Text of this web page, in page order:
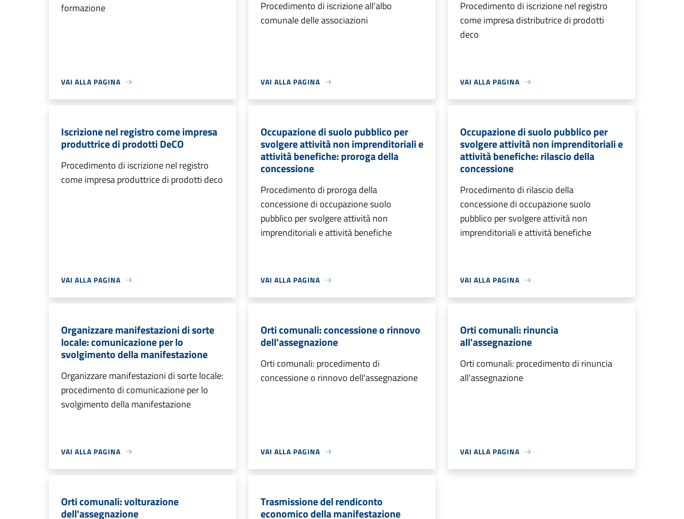
formazione
VAI ALLA PAGINA
Procedimento di iscrizione all'albo
comunale delle associazioni
VAI ALLA PAGINA
Procedimento di iscrizione nel registro
come impresa distributrice di prodotti
deco
VAI ALLA PAGINA
Iscrizione nel registro come impresa
produttrice di prodotti DeCO
Procedimento di iscrizione nel registro
come impresa produttrice di prodotti deco
VAI ALLA PAGINA
Occupazione di suolo pubblico per
svolgere attività non imprenditoriali e
attività benefiche: proroga della
concessione
Procedimento di proroga della
concessione di occupazione suolo
pubblico per svolgere attività non
imprenditoriali e attività benefiche
VAI ALLA PAGINA
Occupazione di suolo pubblico per
svolgere attività non imprenditoriali e
attività benefiche: rilascio della
concessione
Procedimento di rilascio della
concessione di occupazione suolo
pubblico per svolgere attività non
imprenditoriali e attività benefiche
VAI ALLA PAGINA
Organizzare manifestazioni di sorte
locale: comunicazione per lo
svolgimento della manifestazione
Organizzare manifestazioni di sorte locale:
procedimento di comunicazione per lo
svolgimento della manifestazione
VAI ALLA PAGINA
Orti comunali: concessione o rinnovo
dell'assegnazione
Orti comunali: procedimento di
concessione o rinnovo dell'assegnazione
VAI ALLA PAGINA
Orti comunali: rinuncia
all'assegnazione
Orti comunali: procedimento di rinuncia
all'assegnazione
VAI ALLA PAGINA
Orti comunali: volturazione
dell'assegnazione
Trasmissione del rendiconto
economico della manifestazione